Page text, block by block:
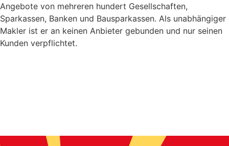
Angebote von mehreren hundert Gesellschaften,
Sparkassen, Banken und Bausparkassen. Als unabhängiger
Makler ist er an keinen Anbieter gebunden und nur seinen
Kunden verpflichtet.